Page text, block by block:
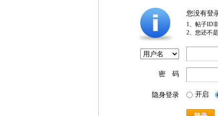
您没有登
1、帖子ID
2、您还不
密 码
隐身登录 开启